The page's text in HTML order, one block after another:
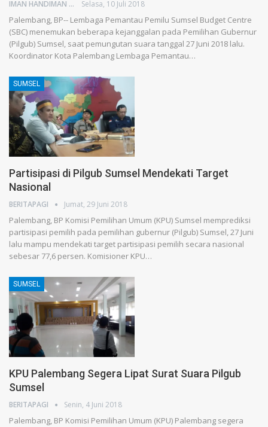
IMAN HANDIMAN Selasa, 10 Juli 2018
Palembang, BP-- Lembaga Pemantau Pemilu Sumsel Budget Centre
(SBC) menemukan beberapa kejanggalan pada Pemilihan Gubernur
(Pilgub) Sumsel, saat pemungutan suara tanggal 27 Juni 2018 lalu.
Koordinator Kota Palembang Lembaga Pemantau…
SUMSEL
Partisipasi di Pilgub Sumsel Mendekati Target
Nasional
BERITAPAGI Jumat, 29 Juni 2018
Palembang, BP Komisi Pemilihan Umum (KPU) Sumsel memprediksi
partisipasi pemilih pada pemilihan gubernur (Pilgub) Sumsel, 27 Juni
lalu mampu mendekati target partisipasi pemilih secara nasional
sebesar 77,6 persen. Komisioner KPU…
SUMSEL
KPU Palembang Segera Lipat Surat Suara Pilgub
Sumsel
BERITAPAGI Senin, 4 Juni 2018
Palembang, BP Komisi Pemilihan Umum (KPU) Palembang segera